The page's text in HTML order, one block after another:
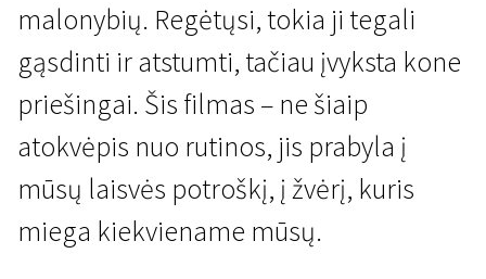
malonybių. Regėtųsi, tokia ji tegali
gąsdinti ir atstumti, tačiau įvyksta kone
priešingai. Šis filmas – ne šiaip
atokvėpis nuo rutinos, jis prabyla į
mūsų laisvės potroškį, į žvėrį, kuris
miega kiekviename mūsų.